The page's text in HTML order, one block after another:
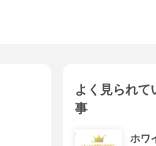
よく見られて
事
ホワ